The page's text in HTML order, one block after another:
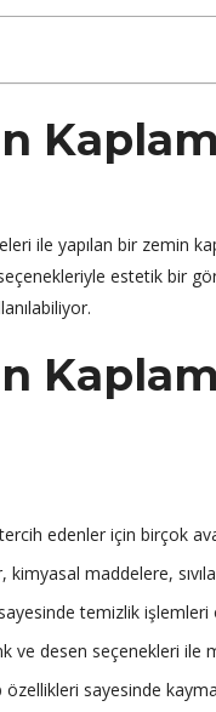
ile yapılan bir zemin
estetik bir
edenler için birçok
maddelere,
temizlik
ve desen seçenekleri ile
özellikleri sayesinde